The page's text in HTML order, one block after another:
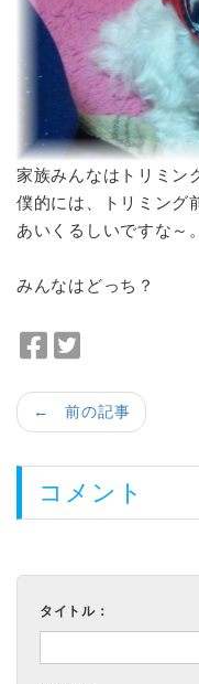
家族みんなはトリミン
僕的には、トリミング
あいくるしいですな～。
みんなはどっち？
c
ェ
i
e
ア
← 前の記事
コメント
タイトル：